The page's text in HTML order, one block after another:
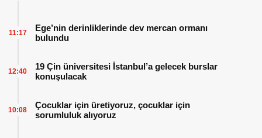
Ege’nin derinliklerinde dev mercan ormanı
bulundu
11:17
19 Çin üniversitesi İstanbul’a gelecek burslar
konuşulacak
12:40
Çocuklar için üretiyoruz, çocuklar için
sorumluluk alıyoruz
10:08